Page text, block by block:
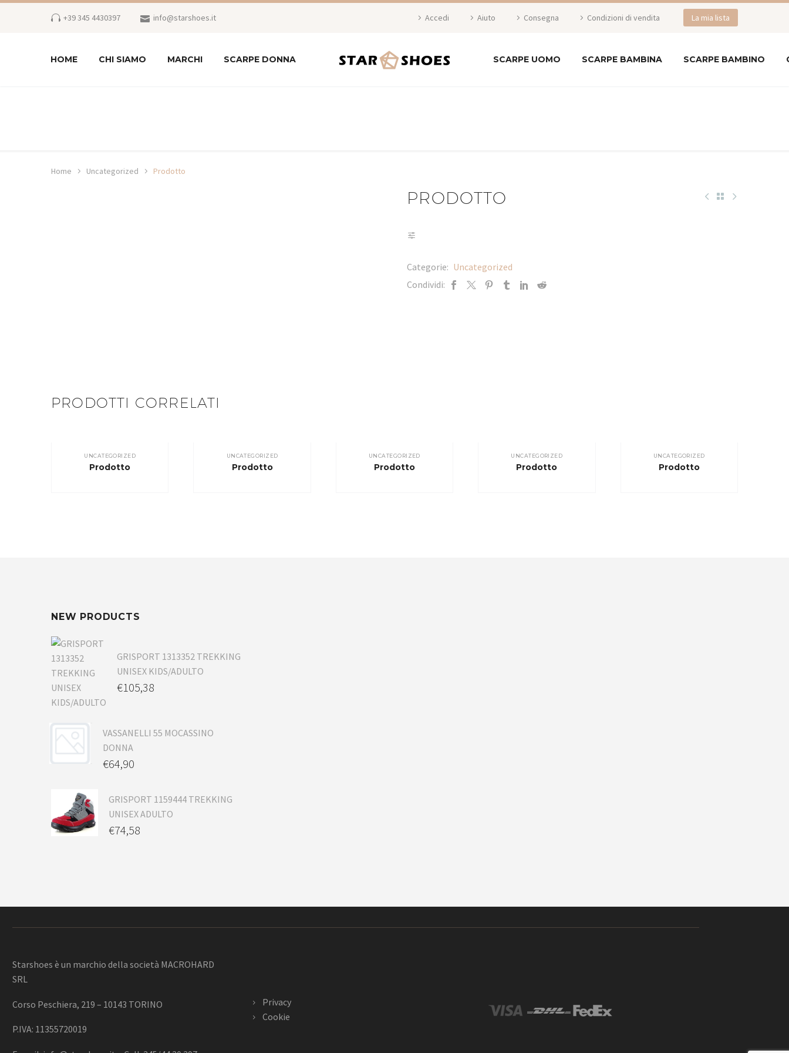
+39 345 4430397 info@starshoes.it Accedi Aiuto Consegna Condizioni di vendita La mia lista
HOME CHI SIAMO MARCHI SCARPE DONNA SCARPE UOMO SCARPE BAMBINA SCARPE BAMBINO
Home Uncategorized Prodotto
PRODOTTO
Categorie: Uncategorized
Condividi:
PRODOTTI CORRELATI
UNCATEGORIZED
Prodotto
UNCATEGORIZED
Prodotto
UNCATEGORIZED
Prodotto
UNCATEGORIZED
Prodotto
UNCATEGORIZED
Prodotto
NEW PRODUCTS
GRISPORT 1313352 TREKKING
UNISEX KIDS/ADULTO
€105,38
VASSANELLI 55 MOCASSINO
DONNA
€64,90
GRISPORT 1159444 TREKKING
UNISEX ADULTO
€74,58
Starshoes è un marchio della società MACROHARD
SRL
Corso Peschiera, 219 – 10143 TORINO
P.IVA: 11355720019
Privacy
Cookie